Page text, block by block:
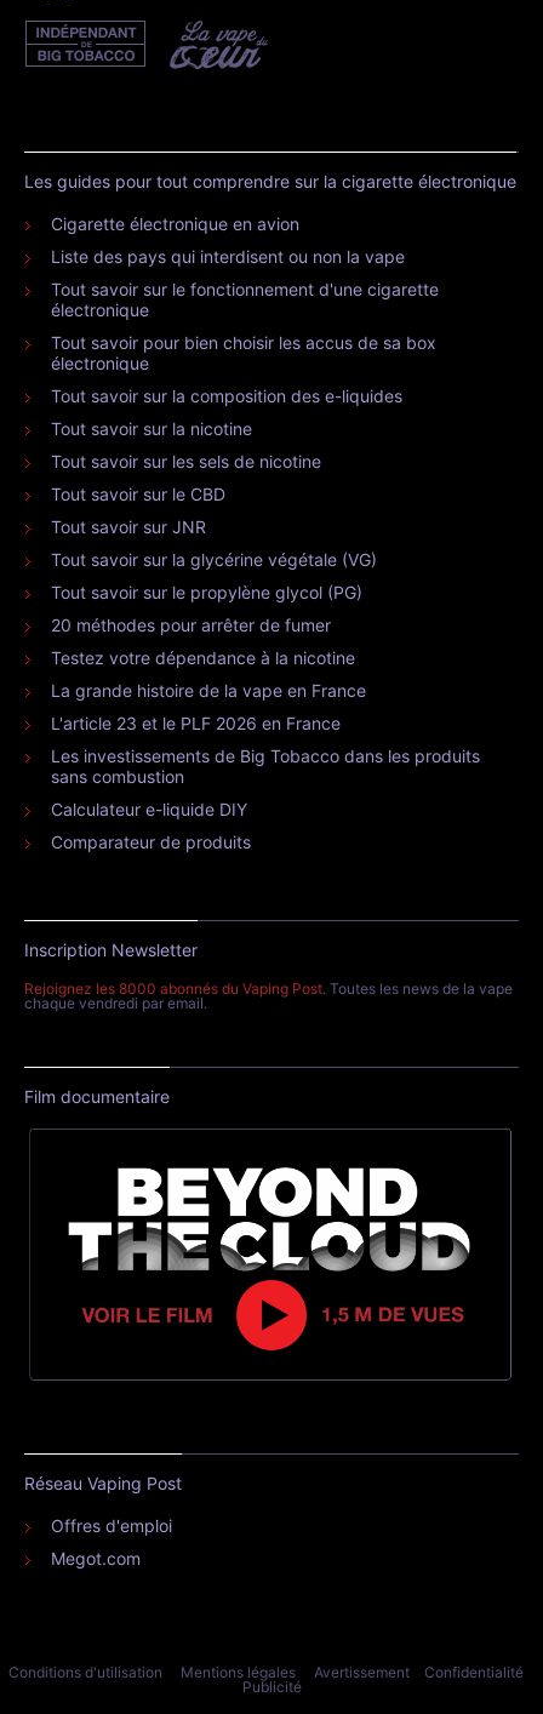
Les guides pour tout comprendre sur la cigarette électronique
Cigarette électronique en avion
Liste des pays qui interdisent ou non la vape
Tout savoir sur le fonctionnement d'une cigarette
électronique
Tout savoir pour bien choisir les accus de sa box
électronique
Tout savoir sur la composition des e-liquides
Tout savoir sur la nicotine
Tout savoir sur les sels de nicotine
Tout savoir sur le CBD
Tout savoir sur JNR
Tout savoir sur la glycérine végétale (VG)
Tout savoir sur le propylène glycol (PG)
20 méthodes pour arrêter de fumer
Testez votre dépendance à la nicotine
La grande histoire de la vape en France
L'article 23 et le PLF 2026 en France
Les investissements de Big Tobacco dans les produits
sans combustion
Calculateur e-liquide DIY
Comparateur de produits
Inscription Newsletter
Rejoignez les 8000 abonnés du Vaping Post. Toutes les news de la vape
chaque vendredi par email.
Film documentaire
Réseau Vaping Post
Offres d'emploi
Megot.com
Conditions d'utilisation Mentions légales Avertissement
Confidentialité
Publicité